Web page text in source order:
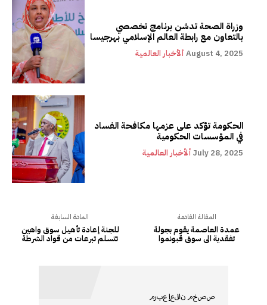
وزراة الصحة تدشن برنامج تخصصي
بالتعاون مع رابطة العالم الإسلامي بهرجيسا
ألأخبار العالمية August 4, 2025
الحكومة تؤكد على عزمها مكافحة الفساد
في المؤسسات الحكومية
ألأخبار العالمية July 28, 2025
المادة السابقة
للجنة إعادة تأهيل سوق واهين
تتسلم تبرعات من قواد الشرطة
المقالة القادمة
عمدة العاصمة يقوم بجولة
تفقدية الى سوق قبونموا